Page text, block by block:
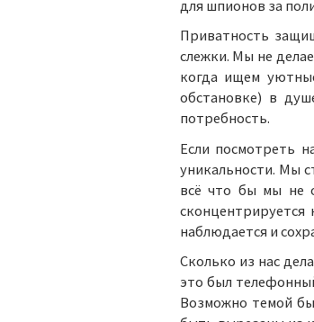
для шпионов за
Приватность
слежки. Мы не
когда ищем
обстановке) в
потребность.
Если посмотреть
уникальности. Мы
всё что бы мы не
наблюдается и
Сколько из нас
это был
Возможно темой